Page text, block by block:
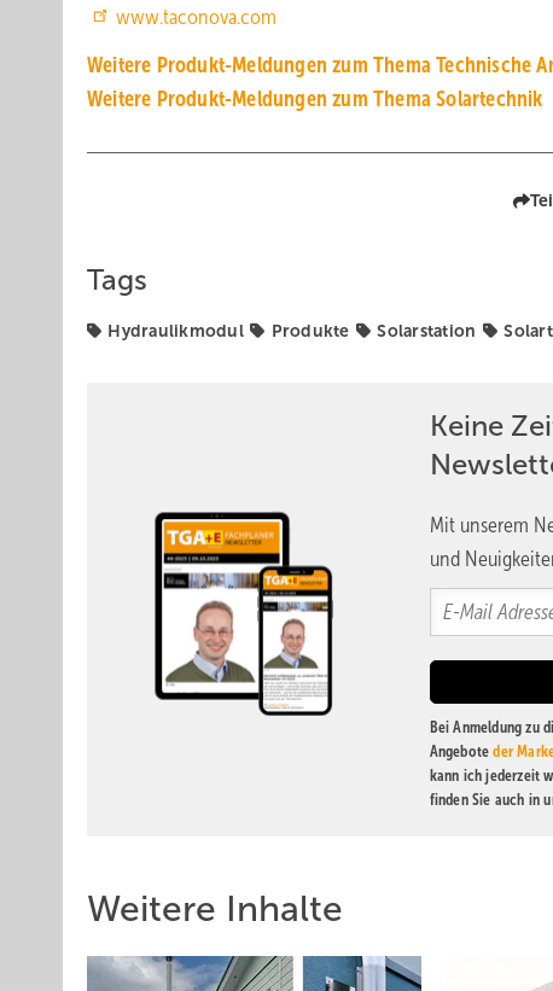
www.taconova.com
Weitere Produkt-Meldungen zum Thema Technische
Weitere Produkt-Meldungen zum Thema Solartechnik
Tags
Hydraulikmodul Produkte Solarstation
Keine
Mit unserem
und
Bei Anmeldung zu
Angeboteder
kann ich jederzeit
finden Sie auch in
Weitere Inhalte